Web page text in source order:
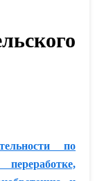
по